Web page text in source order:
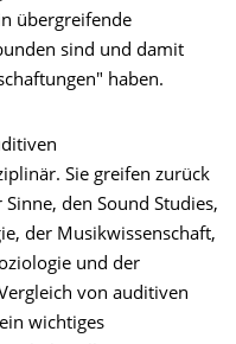
übergreifende
sind und damit
haben.
Sie greifen zurück
den Sound Studies,
der Musikwissenschaft,
und der
von auditiven
wichtiges